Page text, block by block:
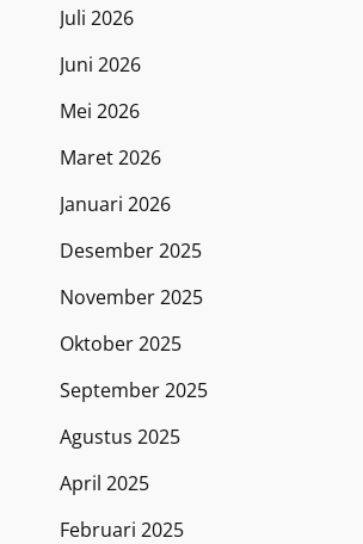
Juli 2026
Juni 2026
Mei 2026
Maret 2026
Januari 2026
Desember 2025
November 2025
Oktober 2025
September 2025
Agustus 2025
April 2025
Februari 2025